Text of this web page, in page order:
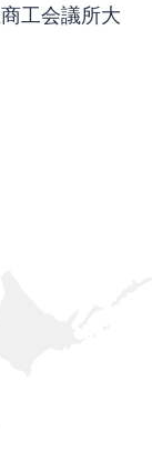
工会議所大